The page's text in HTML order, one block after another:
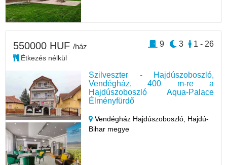
Szilveszter - Hajdúszoboszló,
Vendégház, 400 m-re a
Hajdúszoboszló Aqua-Palace
Élményfürdő
Vendégház Hajdúszoboszló, Hajdú-
Bihar megye
550000 HUF /ház
Étkezés nélkül
1 - 26
3
9